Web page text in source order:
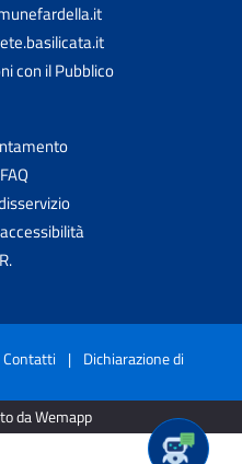
con il Pubblico
Contatti | Dichiarazione di
da Wemapp